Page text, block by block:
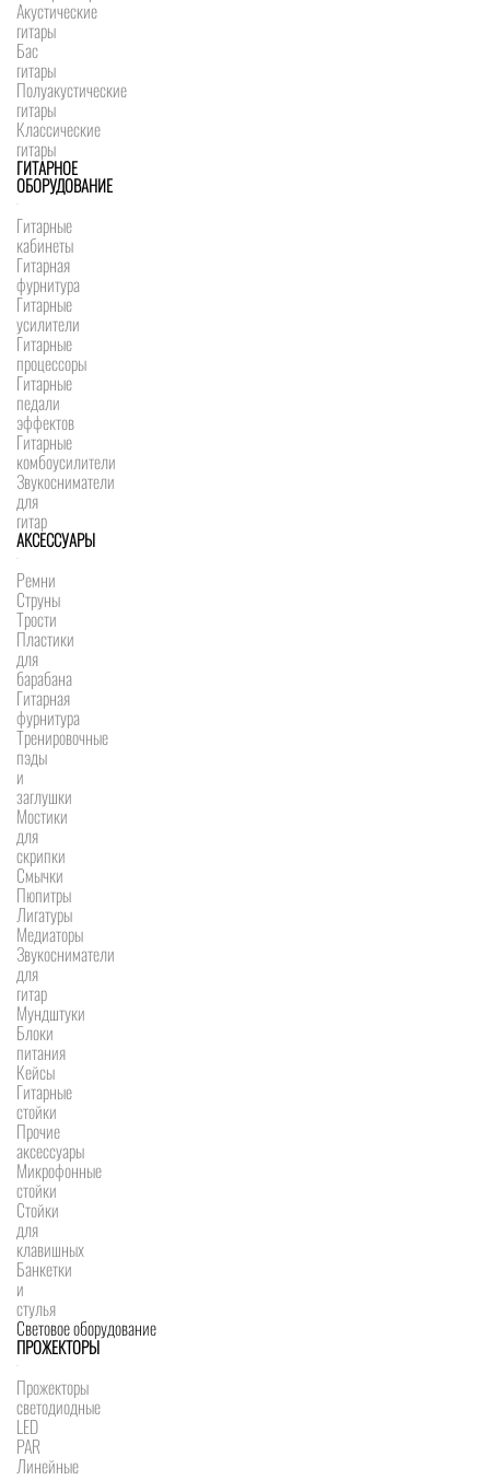
Акустические
гитары
Бас
гитары
Полуакустические
гитары
Классические
гитары
ГИТАРНОЕ
ОБОРУДОВАНИЕ
Гитарные
кабинеты
Гитарная
фурнитура
Гитарные
усилители
Гитарные
процессоры
Гитарные
педали
эффектов
Гитарные
комбоусилители
Звукосниматели
для
гитар
АКСЕССУАРЫ
Ремни
Струны
Трости
Пластики
для
барабана
Гитарная
фурнитура
Тренировочные
пэды
и
заглушки
Мостики
для
скрипки
Смычки
Пюпитры
Лигатуры
Медиаторы
Звукосниматели
для
гитар
Мундштуки
Блоки
питания
Кейсы
Гитарные
стойки
Прочие
аксессуары
Микрофонные
стойки
Стойки
для
клавишных
Банкетки
и
стулья
Световое оборудование
ПРОЖЕКТОРЫ
Прожекторы
светодиодные
LED
PAR
Линейные